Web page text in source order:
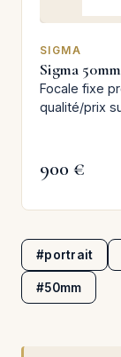
SIGMA
Sigma
Focale fixe
qualité/prix
900 €
#portrait
#50mm